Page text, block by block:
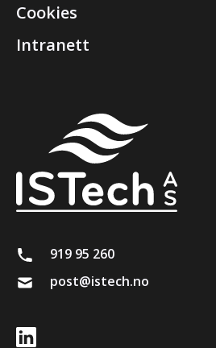
919 95 260
post@istech.no
Cookies
Intranett